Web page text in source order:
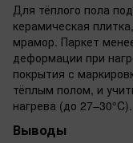
Для тёплого пола
керамическая
мрамор. Паркет
деформации при
покрытия с
тёплым полом, и
нагрева (до 27–30°C).
Выводы